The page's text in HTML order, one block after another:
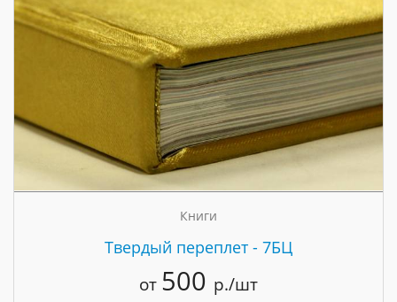
Книги
Твердый переплет - 7БЦ
от 500 р./шт